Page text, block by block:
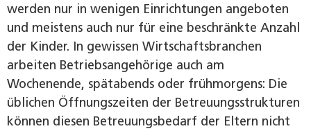
werden nur in wenigen Einrichtungen angeboten
und meistens auch nur für eine beschränkte Anzahl
der Kinder. In gewissen Wirtschaftsbranchen
arbeiten Betriebsangehörige auch am
Wochenende, spätabends oder frühmorgens: Die
üblichen Öffnungszeiten der Betreuungsstrukturen
können diesen Betreuungsbedarf der Eltern nicht